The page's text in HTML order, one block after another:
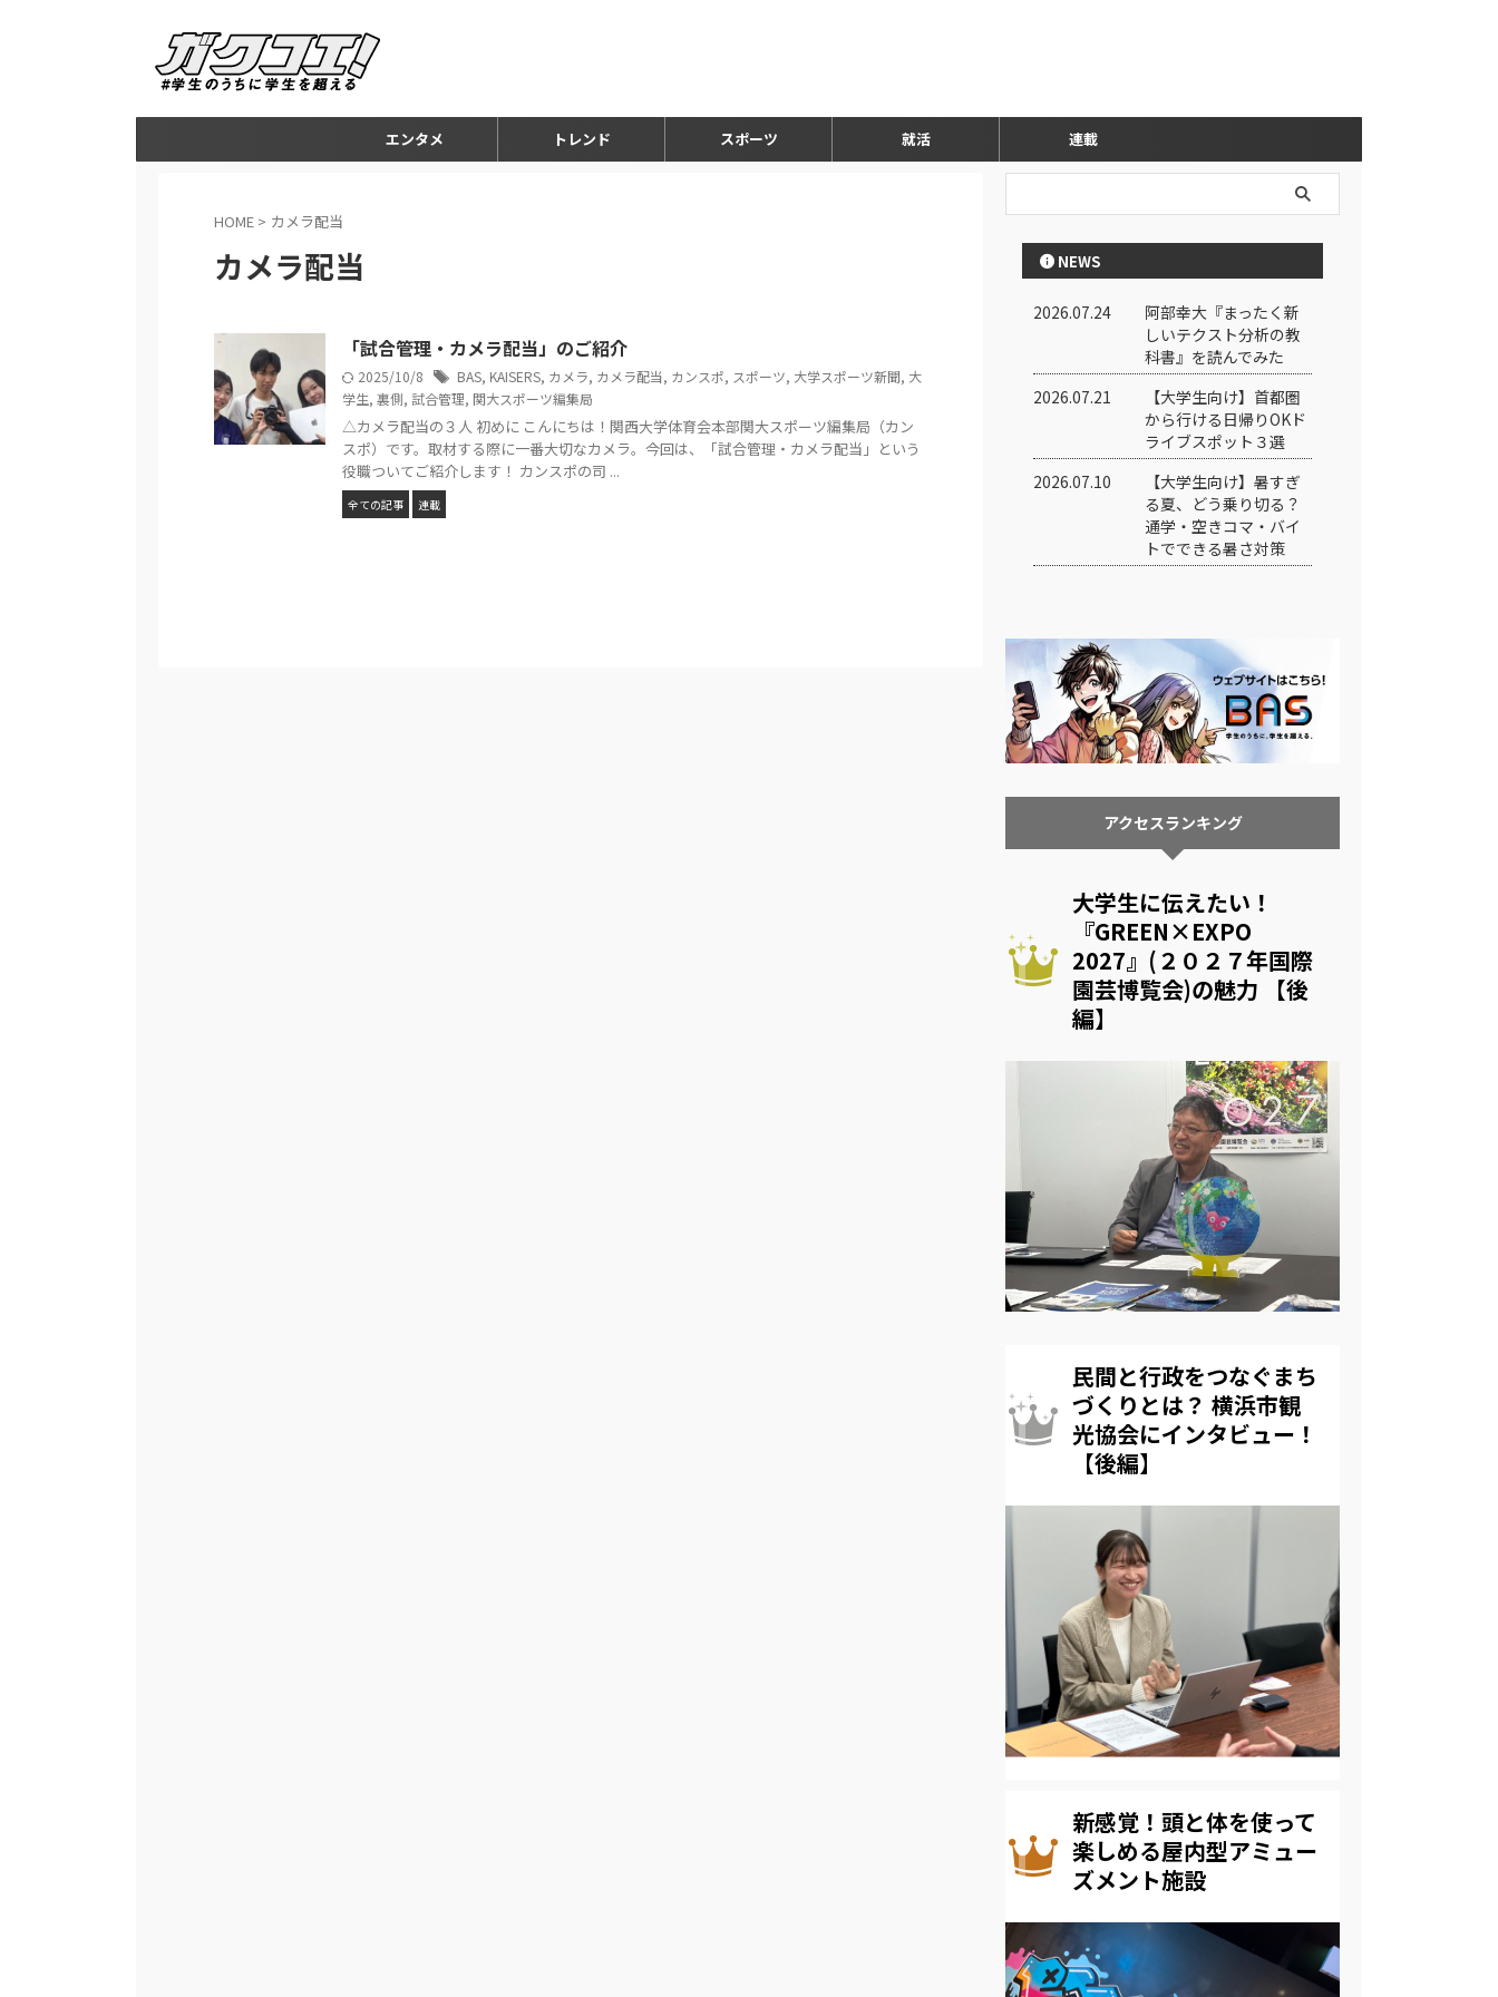
エンタメ トレンド スポーツ 就活 連載
HOME > カメラ配当
カメラ配当
「試合管理・カメラ配当」のご紹介
2025/10/8 BAS, KAISERS, カメラ, カメラ配当, カンスポ, スポーツ, 大学スポーツ新聞, 大
学生, 裏側, 試合管理, 関大スポーツ編集局
△カメラ配当の３人 初めに こんにちは！関西大学体育会本部関大スポーツ編集局（カン
スポ）です。取材する際に一番大切なカメラ。今回は、「試合管理・カメラ配当」という
役職ついてご紹介します！ カンスポの司 ...
全ての記事 連載
NEWS
2026.07.24
阿部幸大『まったく新
しいテクスト分析の教
科書』を読んでみた
2026.07.21
【大学生向け】首都圏
から行ける日帰りOKド
ライブスポット３選
2026.07.10
【大学生向け】暑すぎ
る夏、どう乗り切る？
通学・空きコマ・バイ
トでできる暑さ対策
アクセスランキング
大学生に伝えたい！
『GREEN×EXPO
2027』(２０２７年国際
園芸博覧会)の魅力 【後
編】
民間と行政をつなぐまち
づくりとは？ 横浜市観
光協会にインタビュー！
【後編】
新感覚！頭と体を使って
楽しめる屋内型アミュー
ズメント施設